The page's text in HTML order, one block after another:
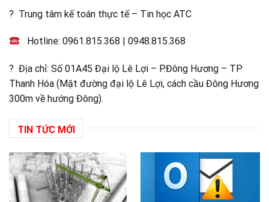
? Trung tâm kế toán thực tế – Tin học ATC
Hotline:0961.815.368 |0948.815.368
? Địa chỉ: Số 01A45 Đại lộ Lê Lợi – P.Đông Hương – TP
Thanh Hóa (Mặt đường đại lộ Lê Lợi, cách cầu Đông Hương
300m về hướng Đông).
TIN TỨC MỚI